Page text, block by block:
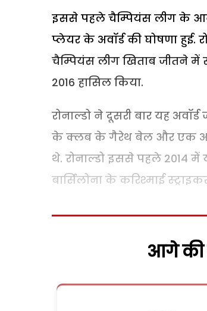
इससे पहले चैम्पियंस लीग के आने
प्लेयर के अवॉर्ड की घोषणा हुई.
चैम्पियंस लीग खिताब जीतने में
2016 हासिल किया.
रोनाल्डो ने दूसरी बार यह
के क्लब के गैरेथ बेल और एक अन्य
थे. रोनाल्डो इससे पहले 2014 में
बार्सिलोना के करिश्माई
आगे की